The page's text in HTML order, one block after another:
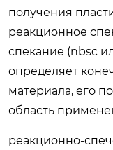
получения
реакционное
спекание (nbsc
определяет
материала, его
область
реакционно-